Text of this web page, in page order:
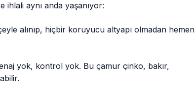
ihlali aynı anda yaşanıyor:
alınıp, hiçbir koruyucu altyapı olmadan hemen
yok, kontrol yok. Bu çamur çinko, bakır,